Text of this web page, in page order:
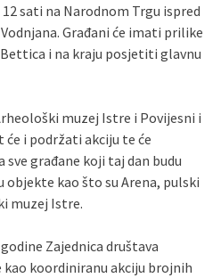
sati na Narodnom Trgu ispred
Građani će imati prilike
i na kraju posjetiti glavnu
muzej Istre i Povijesni i
i podržati akciju te će
građane koji taj dan budu
objekte kao što su Arena, pulski
muzej Istre.
Zajednica društava
koordiniranu akciju brojnih